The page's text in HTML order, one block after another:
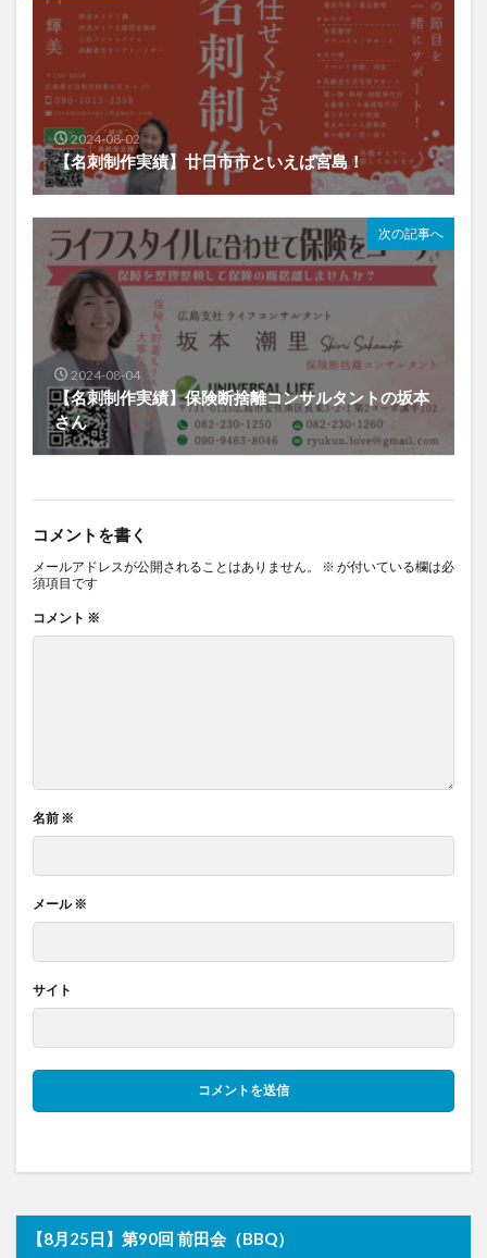
2024-08-02
【名刺制作実績】廿日市市といえば宮島！
次の記事へ
2024-08-04
【名刺制作実績】保険断捨離コンサルタントの坂本
さん
コメントを書く
メールアドレスが公開されることはありません。 ※ が付いている欄は必
須項目です
コメント ※
名前 ※
メール※
サイト
【8月25日】第90回 前田会（BBQ）